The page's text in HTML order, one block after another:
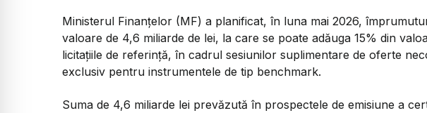
Ministerul Finanțelor (MF) a planificat, în luna mai 2026,
valoare de 4,6 miliarde de lei, la care se poate adăuga 15% din
licitațiile de referință, în cadrul sesiunilor suplimentare de oferte
exclusiv pentru instrumentele de tip benchmark.
Suma de 4,6 miliarde lei prevăzută în prospectele de emisiune a